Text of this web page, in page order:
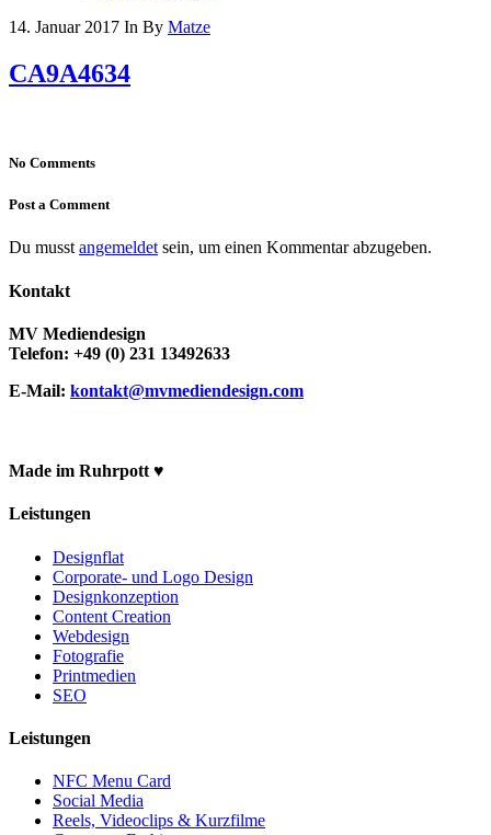
14. Januar 2017 In By Matze
CA9A4634
No Comments
Post a Comment
Du musst angemeldet sein, um einen Kommentar abzugeben.
Kontakt
MV Mediendesign
Telefon: +49 (0) 231 13492633
E-Mail: kontakt@mvmediendesign.com
Made im Ruhrpott ♥
Leistungen
Designflat
Corporate- und Logo Design
Designkonzeption
Content Creation
Webdesign
Fotografie
Printmedien
SEO
Leistungen
NFC Menu Card
Social Media
Reels, Videoclips & Kurzfilme